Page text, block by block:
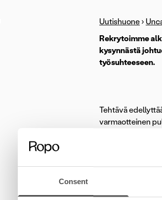
Consent
Uutishuone ›
Rekrytoimme
kysynnästä
työsuhteeseen.
Tehtävä
varmaotteinen
Tehtävä
helpdesk-
tehtävään
Menestyt